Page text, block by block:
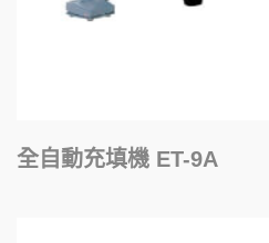
全自動充填機 ET-9A